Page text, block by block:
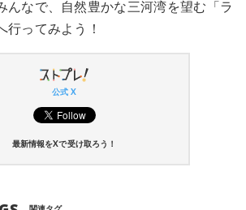
んなで、自然豊かな三河湾を望む「ラ
行ってみよう！
公式 X
最新情報をXで受け取ろう！